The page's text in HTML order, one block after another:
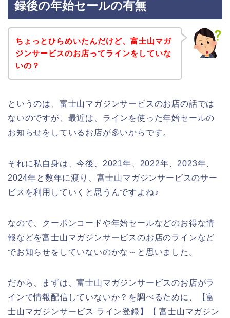
録後の年始セールの有無
ちょっとひらめいたんだけど、富士山マガ
ジンサービスのお店ってラインをしていな
いの？
というのは、富士山マガジンサービスのお店の話では
ないのですが、最近は、ラインを使った年始セールの
お知らせをしているお店が多いからです。
それに私自身は、今後、2021年、2022年、2023年、
2024年と数年に渡り、富士山マガジンサービスのサー
ビスを利用していくと思うんですよね♪
なので、クーポンコードや年始セールなどのお得な情
報などを富士山マガジンサービスのお店のラインなど
でお知らせをしていないのかな～と思いました。
だから、まずは、富士山マガジンサービスのお店がラ
インで情報配信していないか？を調べるために、【富
士山マガジンサービス ライン登録】【 富士山マガジン